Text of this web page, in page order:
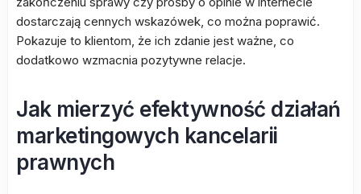
dostarczają cennych wskazówek, co można poprawić.
Pokazuje to klientom, że ich zdanie jest ważne, co
dodatkowo wzmacnia pozytywne relacje.
Jak mierzyć efektywność działań
marketingowych kancelarii
prawnych